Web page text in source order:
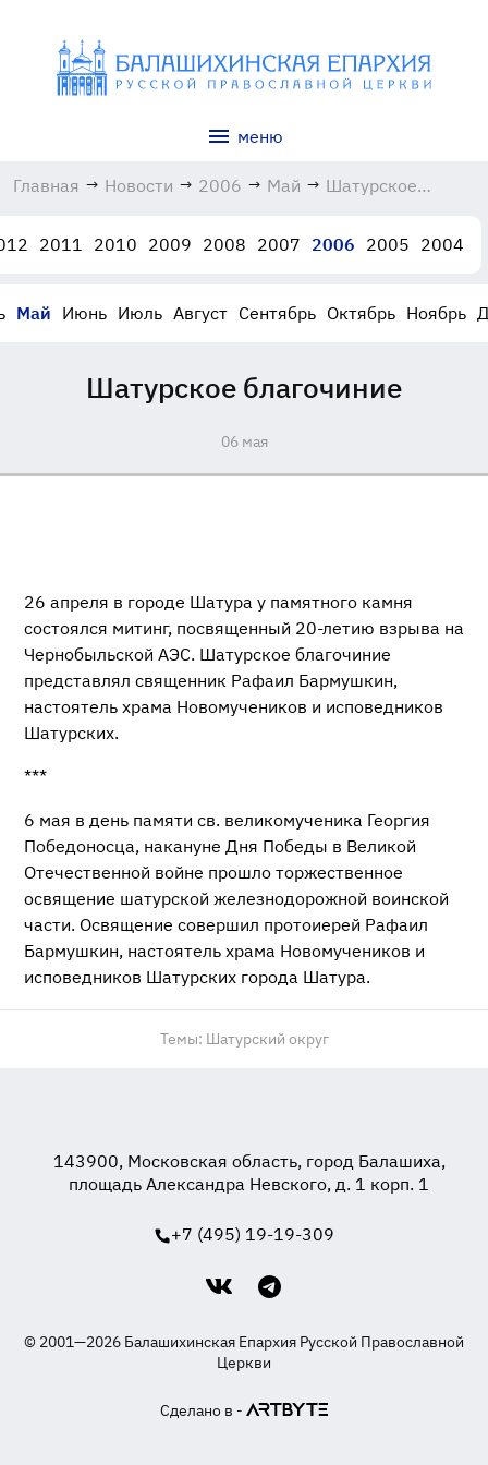
меню
Главная → Новости → 2006 → Май → Шатурское
2011 2010 2009 2008 2007 2006 2005 2004
Май Июнь Июль Август Сентябрь Октябрь Ноябрь
Шатурское благочиние
06 мая
26 апреля в городе Шатура у памятного камня
состоялся митинг, посвященный 20-летию взрыва на
Чернобыльской АЭС. Шатурское благочиние
представлял священник Рафаил Бармушкин,
настоятель храма Новомучеников и исповедников
Шатурских.
***
6 мая в день памяти св. великомученика Георгия
Победоносца, накануне Дня Победы в Великой
Отечественной войне прошло торжественное
освящение шатурской железнодорожной воинской
части. Освящение совершил протоиерей Рафаил
Бармушкин, настоятель храма Новомучеников и
исповедников Шатурских города Шатура.
Темы: Шатурский округ
143900, Московская область, город Балашиха,
площадь Александра Невского, д. 1 корп. 1
+7 (495) 19-19-309
© 2001—2026 Балашихинская Епархия Русской Православной
Церкви
Сделано в -